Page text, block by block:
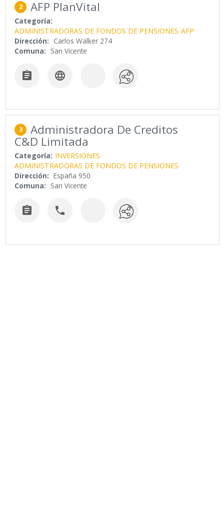
2 AFP PlanVital
Categoría:
ADMINISTRADORAS DE FONDOS DE PENSIONES AFP
Dirección: Carlos Walker 274
Comuna: San Vicente
 
3 Administradora De Creditos
C&D Limitada
Categoría: INVERSIONES
ADMINISTRADORAS DE FONDOS DE PENSIONES
Dirección: España 950
Comuna: San Vicente
 